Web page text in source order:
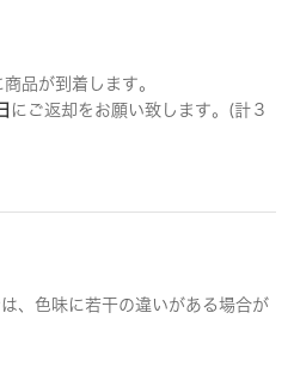
品が到着します。
にご返却をお願い致します。(計３
、色味に若干の違いがある場合が